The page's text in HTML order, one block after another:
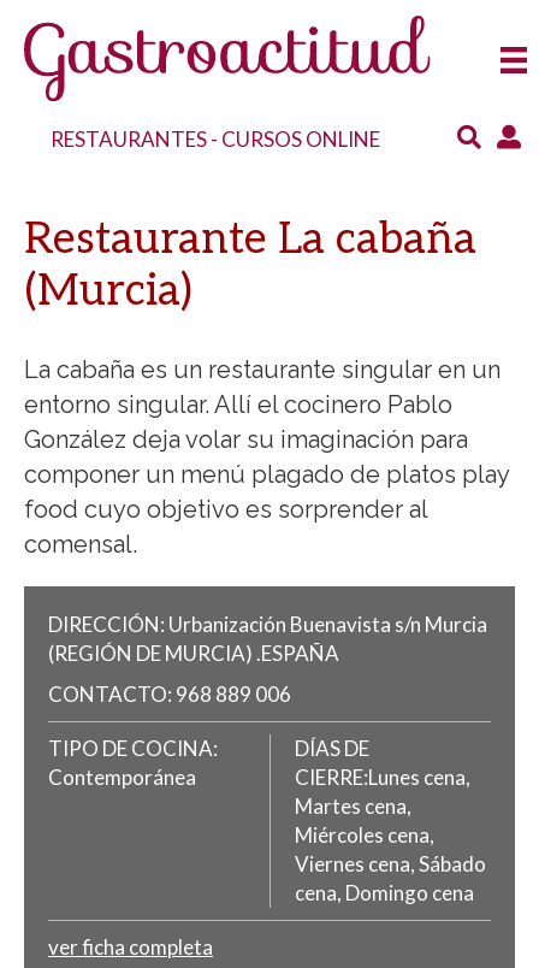
RESTAURANTES- CURSOS ONLINE
Restaurante La cabaña
(Murcia)
La cabaña es un restaurante singular en un
entorno singular. Allí el cocinero Pablo
González deja volar su imaginación para
componer un menú plagado de platos play
food cuyo objetivo es sorprender al
comensal.
DIRECCIÓN: Urbanización Buenavista s/n Murcia
(REGIÓN DE MURCIA) .ESPAÑA
CONTACTO: 968 889 006
TIPO DE COCINA:
Contemporánea
DÍAS DE
CIERRE:Lunes cena,
Martes cena,
Miércoles cena,
Viernes cena, Sábado
cena, Domingo cena
ver ficha completa